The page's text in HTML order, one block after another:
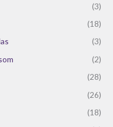
(3)
(18)
(3)
(2)
(28)
(26)
(18)